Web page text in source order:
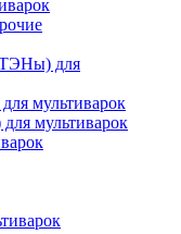
для
мультиварок
мультиварок